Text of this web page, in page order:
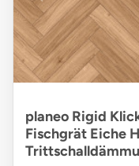
planeo Rigid
Fischgrät Eiche